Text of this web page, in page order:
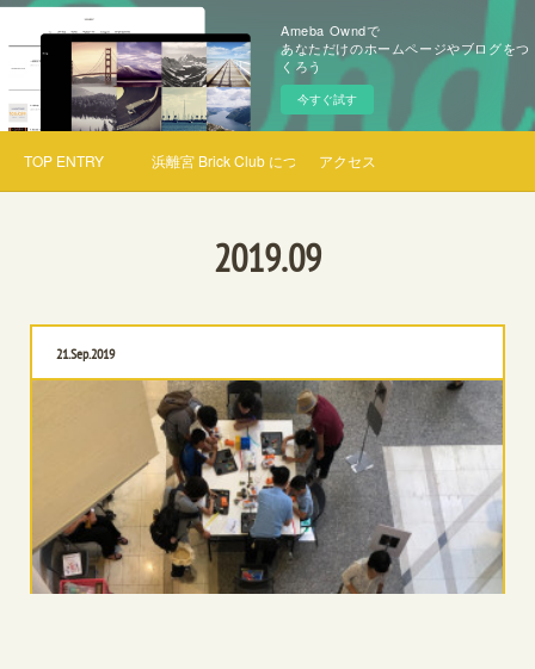
Ameba Owndで
あなただけのホームページやブログをつ
くろう
今すぐ試す
TOP ENTRY 浜離宮 Brick Club についてアクセス
2019.09
21Sep2019